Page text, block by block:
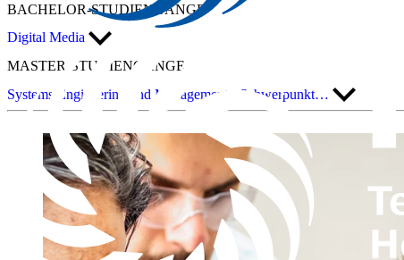
BACHELOR-STUDIENGÄNGE
Digital Media
MASTER
-STUDIENGÄNGE
Systems Engineering und Management - Schwerpunkt…